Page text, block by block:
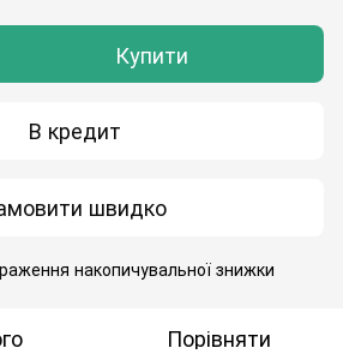
Купити
В кредит
швидко
накопичувальної знижки
Порівняти